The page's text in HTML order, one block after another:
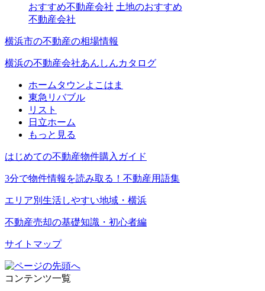
おすすめ不動産会社 土地のおすすめ
不動産会社
横浜市の不動産の相場情報
横浜の不動産会社あんしんカタログ
ホームタウンよこはま
東急リバブル
リスト
日立ホーム
もっと見る
はじめての不動産物件購入ガイド
3分で物件情報を読み取る！不動産用語集
エリア別生活しやすい地域・横浜
不動産売却の基礎知識・初心者編
サイトマップ
コンテンツ一覧